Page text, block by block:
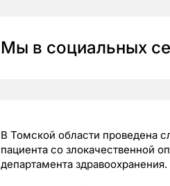
Мы в социальных
В Томской области проведена
пациента со злокачественной
департамента здравоохранения.